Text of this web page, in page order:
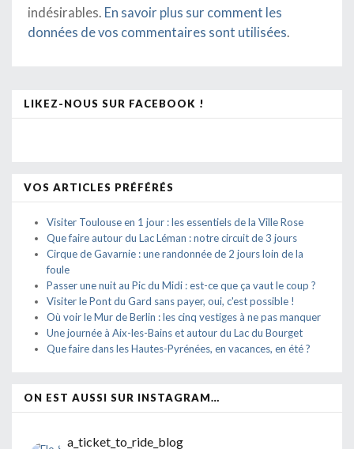
indésirables. En savoir plus sur comment les
données de vos commentaires sont utilisées.
LIKEZ-NOUS SUR FACEBOOK !
VOS ARTICLES PRÉFÉRÉS
Visiter Toulouse en 1 jour : les essentiels de la Ville Rose
Que faire autour du Lac Léman : notre circuit de 3 jours
Cirque de Gavarnie : une randonnée de 2 jours loin de la
foule
Passer une nuit au Pic du Midi : est-ce que ça vaut le coup ?
Visiter le Pont du Gard sans payer, oui, c'est possible !
Où voir le Mur de Berlin : les cinq vestiges à ne pas manquer
Une journée à Aix-les-Bains et autour du Lac du Bourget
Que faire dans les Hautes-Pyrénées, en vacances, en été ?
ON EST AUSSI SUR INSTAGRAM…
a_ticket_to_ride_blog